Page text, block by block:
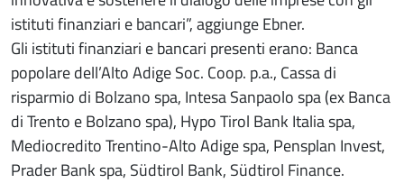
istituti finanziari e bancari”, aggiunge Ebner.
Gli istituti finanziari e bancari presenti erano: Banca
popolare dell’Alto Adige Soc. Coop. p.a., Cassa di
risparmio di Bolzano spa, Intesa Sanpaolo spa (ex Banca
di Trento e Bolzano spa), Hypo Tirol Bank Italia spa,
Mediocredito Trentino-Alto Adige spa, Pensplan Invest,
Prader Bank spa, Südtirol Bank, Südtirol Finance.